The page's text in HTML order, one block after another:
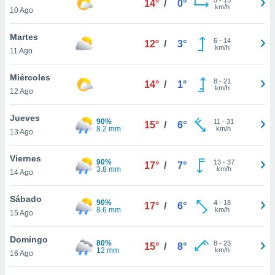
más
nuestra
y
de
disponible
cookies
aceptar
10 Ago
14° / 0°
km/h
Martes
11 Ago
12° / 3° 6- 14
km/h
Miércoles
12 Ago
14° / 1° 8- 21
km/h
Jueves
13 Ago
90%
8.2 mm
15° / 6° 11 - 31
km/h
Viernes
14 Ago
90%
3.8 mm
17° / 7° 13- 37
km/h
Sábado
15 Ago
90%
8.6 mm
17° / 6° 4- 18
km/h
Domingo
16 Ago
80%
12 mm
15° / 8° 8- 23
km/h